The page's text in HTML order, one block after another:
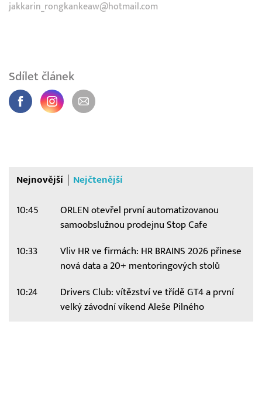
jakkarin_rongkankeaw@hotmail.com
Sdílet článek
Nejnovější Nejčtenější
10:45
ORLEN otevřel první automatizovanou
samoobslužnou prodejnu Stop Cafe
10:33
Vliv HR ve firmách: HR BRAINS 2026 přinese
nová data a 20+ mentoringových stolů
10:24
Drivers Club: vítězství ve třídě GT4 a první
velký závodní víkend Aleše Pilného